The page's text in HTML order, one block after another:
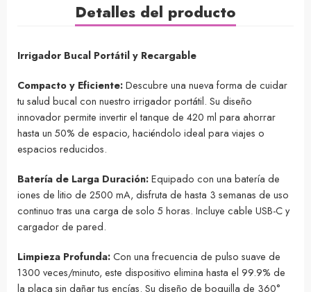
Detalles del producto
Irrigador Bucal Portátil y Recargable
Compacto y Eficiente:Descubre una nueva forma de cuidar
tu salud bucal con nuestro irrigador portátil. Su diseño
innovador permite invertir el tanque de 420 ml para ahorrar
hasta un 50% de espacio, haciéndolo ideal para viajes o
espacios reducidos.
Batería de Larga Duración:Equipado con una batería de
iones de litio de 2500 mA, disfruta de hasta 3 semanas de uso
continuo tras una carga de solo 5 horas. Incluye cable USB-C y
cargador de pared.
Limpieza Profunda:Con una frecuencia de pulso suave de
1300 veces/minuto, este dispositivo elimina hasta el 99.9% de
la placa sin dañar tus encías. Su diseño de boquilla de 360°